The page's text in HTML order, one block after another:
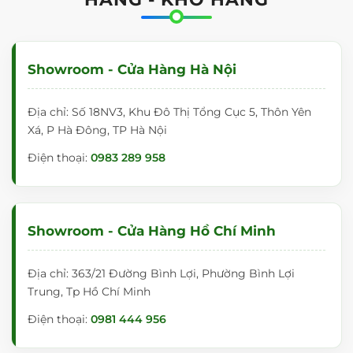
TẠI SAO BẠN NÊN MUA BẢNG KÍNH TẠI
100% các sản phẩm sau khi sản xuất được kiểm tra kỹ
♦Chúng tôi có kho và cửa hàng ở trung tâm Hà Nội,
mua hàng
Showroom - Cửa Hàng Hà Nội
Địa chỉ: Số 18NV3, Khu Đô Thị Tổng Cục 5, Thôn Yên
Xá, P Hà Đông, TP Hà Nội
Điện thoại: 0983 289 958
Showroom - Cửa Hàng Hồ Chí Minh
Địa chỉ: 363/21 Đường Bình Lợi, Phường Bình Lợi
Trung, Tp Hồ Chí Minh
Điện thoại: 0981 444 956